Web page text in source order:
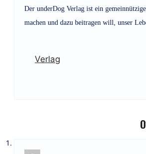
Der underDog Verlag ist ein
machen und dazu beitragen will, unser
Verlag